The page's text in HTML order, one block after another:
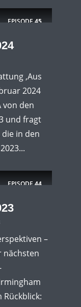
EPISODE45
‚Aus
2024
von den
und fragt
in den
EPISODE44
–
nächsten